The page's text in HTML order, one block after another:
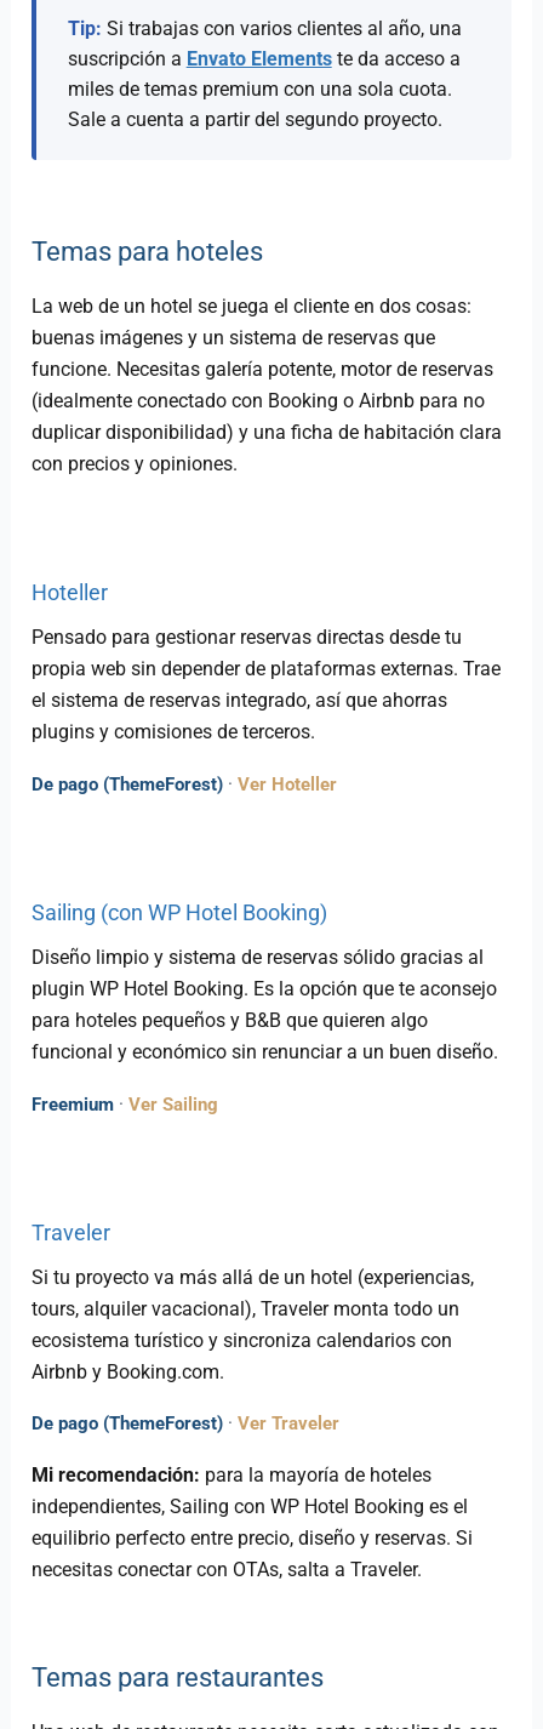
Tip: Si trabajas con varios clientes al año, una
suscripción a Envato Elementste da acceso a
miles de temas premium con una sola cuota.
Sale a cuenta a partir del segundo proyecto.
Temas para hoteles
La web de un hotel se juega el cliente en dos cosas:
buenas imágenes y un sistema de reservas que
funcione. Necesitas galería potente, motor de reservas
(idealmente conectado con Booking o Airbnb para no
duplicar disponibilidad) y una ficha de habitación clara
con precios y opiniones.
Hoteller
Pensado para gestionar reservas directas desde tu
propia web sin depender de plataformas externas. Trae
el sistema de reservas integrado, así que ahorras
plugins y comisiones de terceros.
De pago (ThemeForest) ·Ver Hoteller
Sailing (con WP Hotel Booking)
Diseño limpio y sistema de reservas sólido gracias al
plugin WP Hotel Booking. Es la opción que te aconsejo
para hoteles pequeños y B&B que quieren algo
funcional y económico sin renunciar a un buen diseño.
Freemium ·Ver Sailing
Traveler
Si tu proyecto va más allá de un hotel (experiencias,
tours, alquiler vacacional), Traveler monta todo un
ecosistema turístico y sincroniza calendarios con
Airbnb y Booking.com.
De pago (ThemeForest) ·Ver Traveler
Mi recomendación: para la mayoría de hoteles
independientes, Sailing con WP Hotel Booking es el
equilibrio perfecto entre precio, diseño y reservas. Si
necesitas conectar con OTAs, salta a Traveler.
Temas para restaurantes